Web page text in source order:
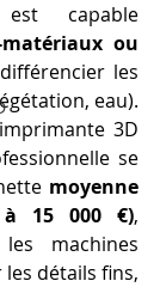
capable
ou
les
eau).
3D
se
moyenne
15 000 €),
machines
détails fins,